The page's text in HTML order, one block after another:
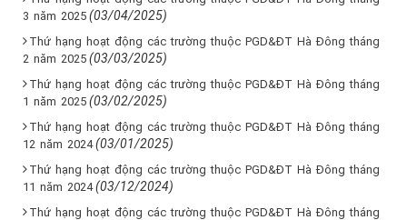
3 năm 2025 (03/04/2025)
Thứ hạng hoạt động các trường thuộc PGD&ĐT Hà Đông tháng
2 năm 2025 (03/03/2025)
Thứ hạng hoạt động các trường thuộc PGD&ĐT Hà Đông tháng
1 năm 2025 (03/02/2025)
Thứ hạng hoạt động các trường thuộc PGD&ĐT Hà Đông tháng
12 năm 2024 (03/01/2025)
Thứ hạng hoạt động các trường thuộc PGD&ĐT Hà Đông tháng
11 năm 2024 (03/12/2024)
Thứ hạng hoạt động các trường thuộc PGD&ĐT Hà Đông tháng